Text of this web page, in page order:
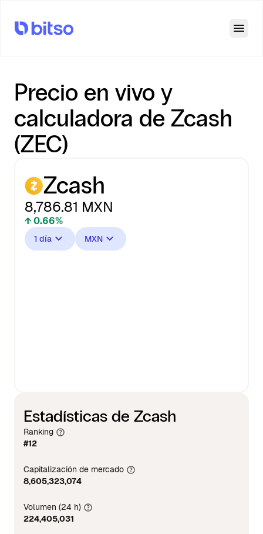
Precio en vivo y
calculadora de Zcash
(ZEC)
Zcash
8,786.81 MXN
↑ 0.66%
1 día MXN
Estadísticas de Zcash
Ranking
#12
Capitalización de mercado
8,605,323,074
Volumen (24 h)
224,405,031